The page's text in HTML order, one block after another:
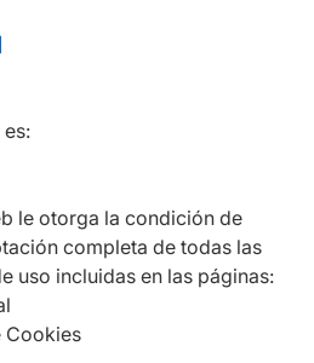
le otorga la condición de
completa de todas las
uso incluidas en las páginas:
Cookies